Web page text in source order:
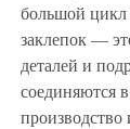
большой цикл
заклепок —
деталей и
соединяются